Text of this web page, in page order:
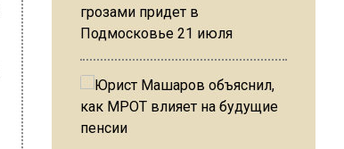
грозами придет в
Подмосковье 21 июля